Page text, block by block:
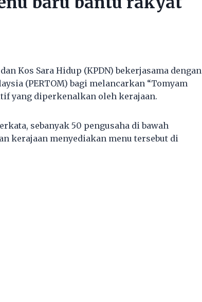
Kos Sara Hidup (KPDN) bekerjasama dengan
(PERTOM) bagi melancarkan “Tomyam
yang diperkenalkan oleh kerajaan.
sebanyak 50 pengusaha di bawah
kerajaan menyediakan menu tersebut di